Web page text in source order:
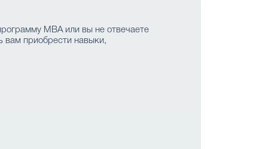
MBA или вы не отвечаете
вам приобрести навыки,